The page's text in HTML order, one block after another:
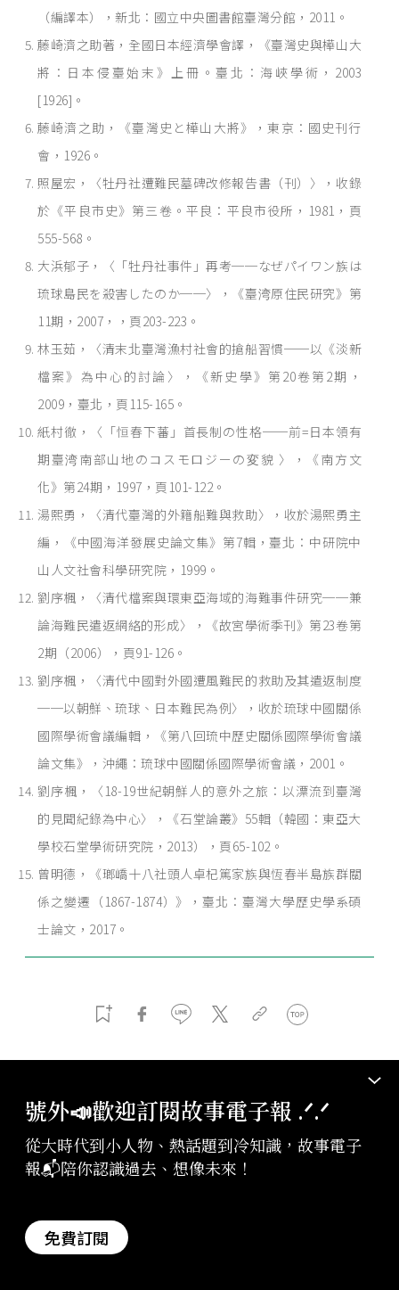
（編譯本），新北：國立中央圖書館臺灣分館，2011。
藤崎濟之助著，全國日本經濟學會譯，《臺灣史與樺山大
將：日本侵臺始末》上冊。臺北：海峽學術，2003
[1926]。
藤崎濟之助，《臺灣史と樺山大將》，東京：國史刊行
會，1926。
照屋宏，〈牡丹社遭難民墓碑改修報告書（刊）〉，收錄
於《平良市史》第三卷。平良：平良市役所，1981，頁
555-568。
大浜郁子，〈「牡丹社事件」再考──なぜパイワン族は
琉球島民を殺害したのか──〉，《臺湾原住民研究》第
11期，2007，，頁203-223。
林玉茹，〈清末北臺灣漁村社會的搶船習慣──以《淡新
檔案》為中心的討論〉，《新史學》第20卷第2期，
2009，臺北，頁115-165。
紙村徹，〈「恒春下蕃」首長制の性格──前=日本領有
期臺湾南部山地のコスモロジーの変貌 〉，《南方文
化》第24期，1997，頁101-122。
湯熙勇，〈清代臺灣的外籍船難與救助〉，收於湯熙勇主
編，《中國海洋發展史論文集》第7輯，臺北：中研院中
山人文社會科學研究院，1999。
劉序楓，〈清代檔案與環東亞海域的海難事件研究──兼
論海難民遣返網絡的形成〉，《故宮學術季刊》第23卷第
2期（2006），頁91-126。
劉序楓，〈清代中國對外國遭風難民的救助及其遣返制度
──以朝鮮、琉球、日本難民為例〉，收於琉球中國關係
國際學術會議編輯，《第八回琉中歷史關係國際學術會議
論文集》，沖繩：琉球中國關係國際學術會議，2001。
劉序楓，〈18-19世紀朝鮮人的意外之旅：以漂流到臺灣
的見聞紀錄為中心〉，《石堂論叢》55輯（韓國：東亞大
學校石堂學術研究院，2013），頁65-102。
曾明德，《瑯嶠十八社頭人卓杞篤家族與恆春半島族群關
係之變遷（1867-1874）》，臺北：臺灣大學歷史學系碩
士論文，2017。
收錄專題
讓我們再次看海，聽聽人與海的故事！
號外📣歡迎訂閱故事電子報 .ᐟ‪‪.ᐟ
從大時代到小人物、熱話題到冷知識，故事電子
報📬陪你認識過去、想像未來！
免費訂閱